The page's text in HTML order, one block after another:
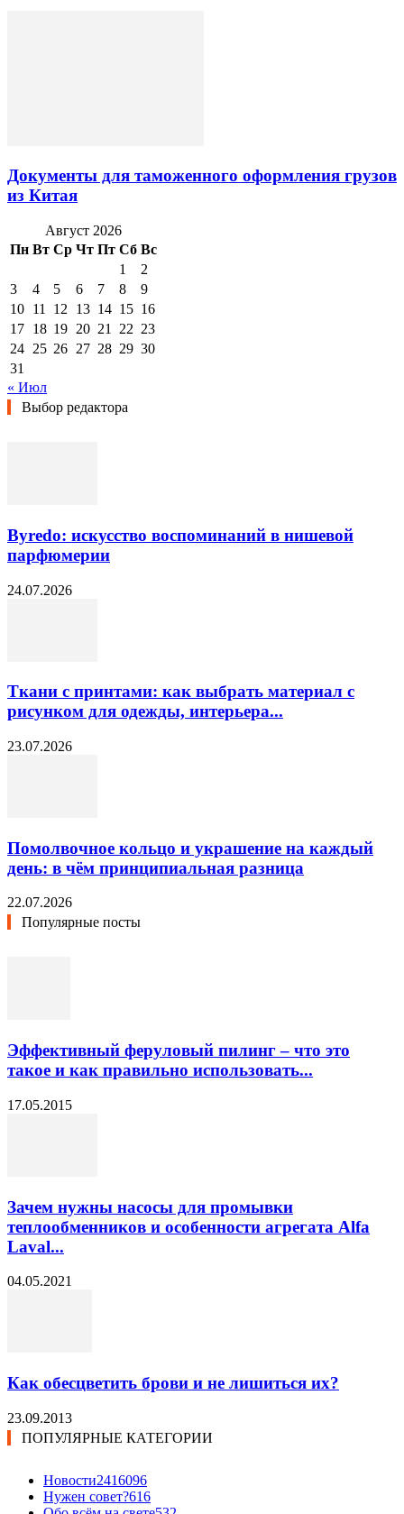
Документы для таможенного оформления грузов
из Китая
Август 2026
Пн Вт Ср Чт Пт Сб Вс
1
2
3
4 5 6 7 8
9
10 11 12 13 14 15 16
17 18 19 20 21 22 23
24 25 26 27 28 29 30
31
« Июл
Выбор редактора
Byredo: искусство воспоминаний в нишевой
парфюмерии
24.07.2026
Ткани с принтами: как выбрать материал с
рисунком для одежды, интерьера...
23.07.2026
Помолвочное кольцо и украшение на каждый
день: в чём принципиальная разница
22.07.2026
Популярные посты
Эффективный феруловый пилинг – что это
такое и как правильно использовать...
17.05.2015
Зачем нужны насосы для промывки
теплообменников и особенности агрегата Alfa
Laval...
04.05.2021
Как обесцветить брови и не лишиться их?
23.09.2013
ПОПУЛЯРНЫЕ КАТЕГОРИИ
Новости2416096
Нужен совет?616